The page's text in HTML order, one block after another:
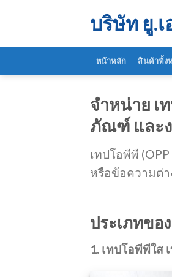
บริษัท ยู.
หน้าหลัก สินค้าทั้ง
จำหน่าย เ
ภัณฑ์ และง
เทปโอพีพี
หรือข้อความต่
ประเภทขอ
1. เทปโอพีพีใส